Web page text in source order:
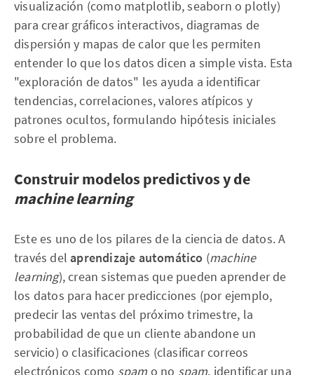
visualización (como matplotlib, seaborn o plotly)
para crear gráficos interactivos, diagramas de
dispersión y mapas de calor que les permiten
entender lo que los datos dicen a simple vista. Esta
"exploración de datos" les ayuda a identificar
tendencias, correlaciones, valores atípicos y
patrones ocultos, formulando hipótesis iniciales
sobre el problema.
Construir modelos predictivos y de
machine learning
Este es uno de los pilares de la ciencia de datos. A
través del aprendizaje automático (machine
learning), crean sistemas que pueden aprender de
los datos para hacer predicciones (por ejemplo,
predecir las ventas del próximo trimestre, la
probabilidad de que un cliente abandone un
servicio) o clasificaciones (clasificar correos
electrónicos como spam o no spam, identificar una